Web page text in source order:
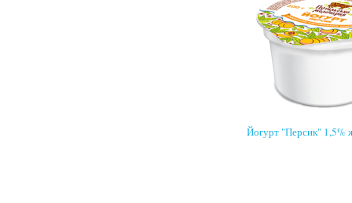
Йогурт "Персик" 1,5%